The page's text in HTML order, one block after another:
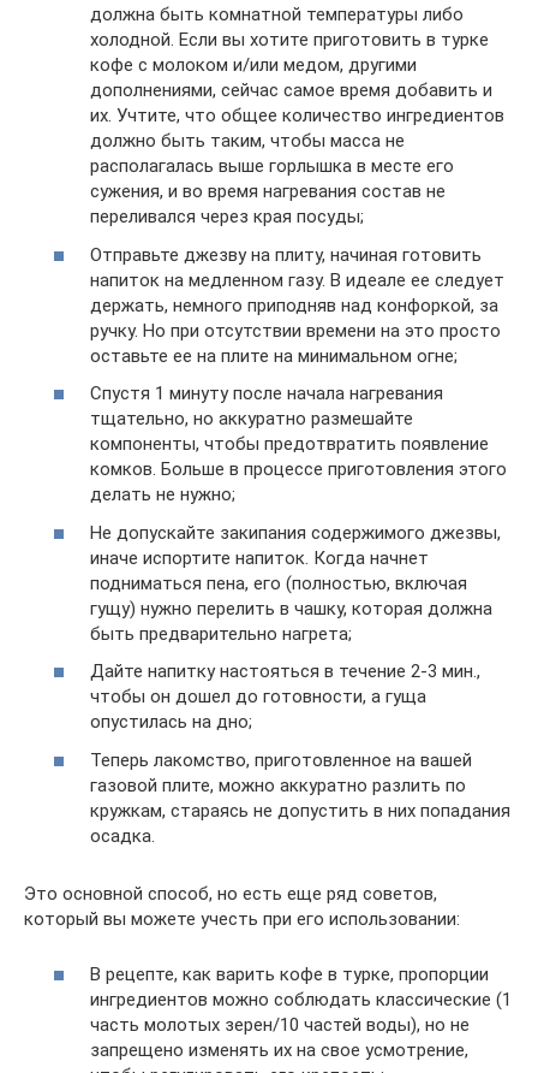
должна быть комнатной температуры либо
холодной. Если вы хотите приготовить в турке
кофе с молоком и/или медом, другими
дополнениями, сейчас самое время добавить и
их. Учтите, что общее количество ингредиентов
должно быть таким, чтобы масса не
располагалась выше горлышка в месте его
сужения, и во время нагревания состав не
переливался через края посуды;
Отправьте джезву на плиту, начиная готовить
напиток на медленном газу. В идеале ее следует
держать, немного приподняв над конфоркой, за
ручку. Но при отсутствии времени на это просто
оставьте ее на плите на минимальном огне;
Спустя 1 минуту после начала нагревания
тщательно, но аккуратно размешайте
компоненты, чтобы предотвратить появление
комков. Больше в процессе приготовления этого
делать не нужно;
Не допускайте закипания содержимого джезвы,
иначе испортите напиток. Когда начнет
подниматься пена, его (полностью, включая
гущу) нужно перелить в чашку, которая должна
быть предварительно нагрета;
Дайте напитку настояться в течение 2-3 мин.,
чтобы он дошел до готовности, а гуща
опустилась на дно;
Теперь лакомство, приготовленное на вашей
газовой плите, можно аккуратно разлить по
кружкам, стараясь не допустить в них попадания
осадка.
Это основной способ, но есть еще ряд советов,
который вы можете учесть при его использовании:
В рецепте, как варить кофе в турке, пропорции
ингредиентов можно соблюдать классические (1
часть молотых зерен/10 частей воды), но не
запрещено изменять их на свое усмотрение,